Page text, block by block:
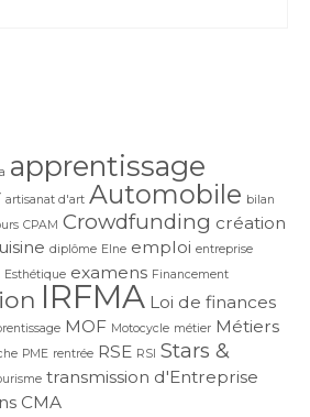
apprentissage
artisanat d'art Automobile bilan
CPAM Crowdfunding création
diplôme Elne emploi entreprise
Esthétique examens Financement
IRFMA Loi de finances
MOF Motocycle métier Métiers
PME rentrée RSE RSI Stars &
transmission d'Entreprise
CMA